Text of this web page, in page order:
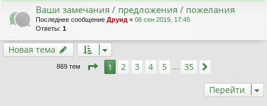
Ваши замечания / предложения / пожелания
Последнее сообщение Друид « 06 сен 2019, 17:45
Ответы: 1
Новая тема
869 тем Страница из 35
1 2 3 4 5 35
Перейти